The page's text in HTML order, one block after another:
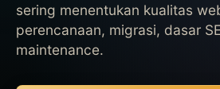
sering menentukan kualitas
perencanaan, migrasi, dasar
maintenance.